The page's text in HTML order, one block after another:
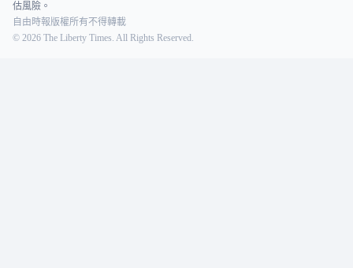
估風險。
自由時報版權所有不得轉載
© 2026 The Liberty Times. All Rights Reserved.